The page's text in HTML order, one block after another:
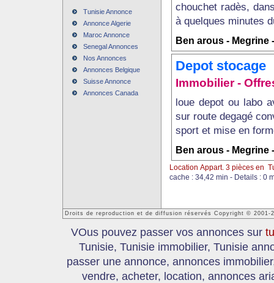
Tunisie Annonce
Annonce Algerie
Maroc Annonce
Senegal Annonces
Nos Annonces
Annonces Belgique
Suisse Annonce
Annonces Canada
chouchet radès,
à quelques minutes
Ben arous - Megrine
Depot stocage
Immobilier -
loue depot ou labo
sur route degagé
sport et mise en
Ben arous - Megrine
Location Appart. 3 pièces en
cache : 34,42 min - Details : 0
Droits de reproduction et de diffusion réservés Copyright © 2001-
VOus pouvez passer vos annonces sur
Tunisie, Tunisie immobilier, Tunisie
passer une annonce, annonces
vendre, acheter, location, annonces